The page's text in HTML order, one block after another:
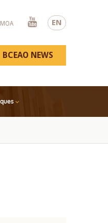
EN
Youtube
BCEAO NEWS